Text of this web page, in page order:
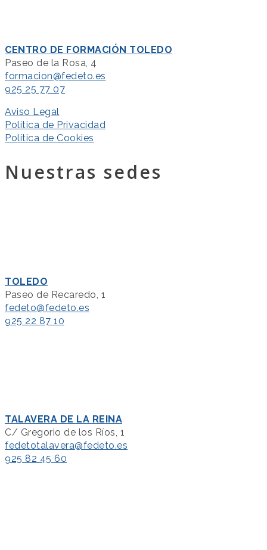
CENTRO DE FORMACIÓN TOLEDO
Paseo de la Rosa, 4
formacion@fedeto.es
925 25 77 07
Aviso Legal
Política de Privacidad
Política de Cookies
Nuestras sedes
TOLEDO
Paseo de Recaredo, 1
fedeto@fedeto.es
925 22 87 10
TALAVERA DE LA REINA
C/ Gregorio de los Ríos, 1
fedetotalavera@fedeto.es
925 82 45 60